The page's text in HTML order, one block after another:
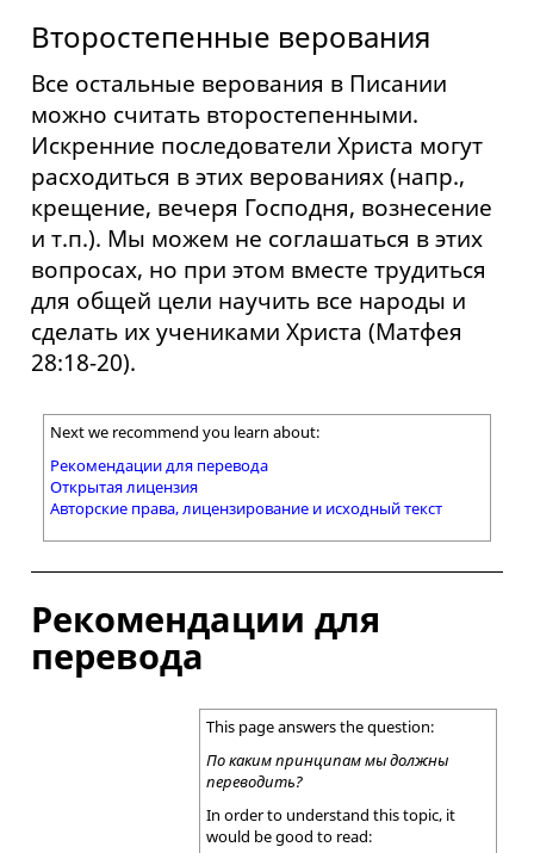
Второстепенные верования
Все остальные верования в Писании
можно считать второстепенными.
Искренние последователи Христа могут
расходиться в этих верованиях (напр.,
крещение, вечеря Господня, вознесение
и т.п.). Мы можем не соглашаться в этих
вопросах, но при этом вместе трудиться
для общей цели научить все народы и
сделать их учениками Христа (Матфея
28:18-20).
Next we recommend you learn about:
Рекомендации для перевода
Открытая лицензия
Авторские права, лицензирование и исходный текст
Рекомендации для
перевода
This page answers the question:
По каким принципам мы должны
переводить?
In order to understand this topic, it
would be good to read: